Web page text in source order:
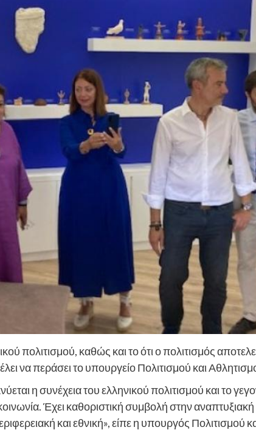
πολιτισμού, καθώς και το ότι ο πολιτισμός
να περάσει το υπουργείο Πολιτισμού και
η συνέχεια του ελληνικού πολιτισμού και το
Έχει καθοριστική συμβολή στην
και εθνική», είπε η υπουργός Πολιτισμού